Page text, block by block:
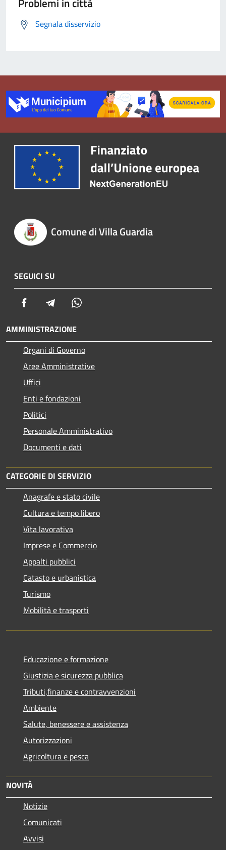
Segnala disservizio
Comune di Villa Guardia
SEGUICI SU
Facebook Telegram
AMMINISTRAZIONE
Organi di Governo
Aree Amministrative
Uffici
Enti e fondazioni
Politici
Personale Amministrativo
Documenti e dati
CATEGORIE DI SERVIZIO
Anagrafe e stato civile
Cultura e tempo libero
Vita lavorativa
Imprese e Commercio
Appalti pubblici
Catasto e urbanistica
Turismo
Mobilità e trasporti
Educazione e formazione
Giustizia e sicurezza pubblica
Tributi,finanze e contravvenzioni
Ambiente
Salute, benessere e assistenza
Autorizzazioni
Agricoltura e pesca
NOVITÀ
Notizie
Comunicati
Avvisi